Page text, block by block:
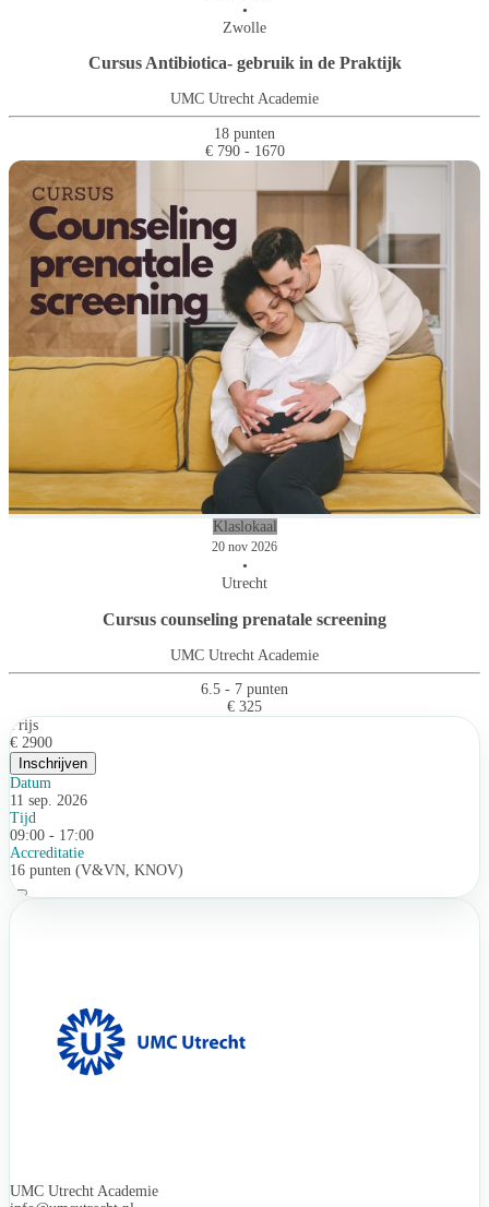
•
Zwolle
Cursus Antibiotica- gebruik in de Praktijk
UMC Utrecht Academie
18 punten
€ 790 - 1670
Klaslokaal
20 nov 2026
•
Utrecht
Cursus counseling prenatale screening
UMC Utrecht Academie
6.5 - 7 punten
€ 325
Prijs
€ 2900
Inschrijven
Datum
11 sep. 2026
Tijd
09:00 - 17:00
Accreditatie
16 punten (V&VN, KNOV)
UMC Utrecht Academie